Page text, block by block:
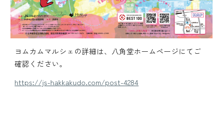
ヨムカムマルシェの詳細は、 八角堂ホームページにてご
確認ください。
https://js-hakkakudo.com/post-4284